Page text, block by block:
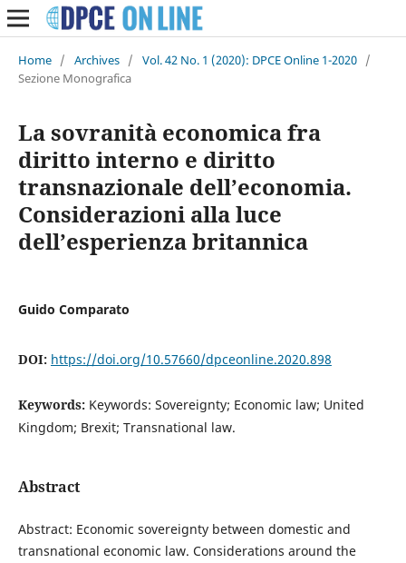
Home / Archives / Vol. 42 No. 1 (2020): DPCE Online 1-2020 /
Sezione Monografica
La sovranità economica fra
diritto interno e diritto
transnazionale dell’economia.
Considerazioni alla luce
dell’esperienza britannica
Guido Comparato
DOI: https://doi.org/10.57660/dpceonline.2020.898
Keywords: Keywords: Sovereignty; Economic law; United
Kingdom; Brexit; Transnational law.
Abstract
Abstract: Economic sovereignty between domestic and
transnational economic law. Considerations around the